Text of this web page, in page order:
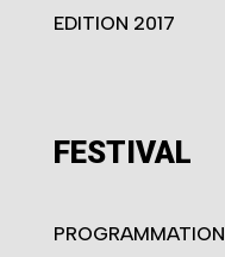
EDITION 2017
FESTIVAL
PROGRAMMATION